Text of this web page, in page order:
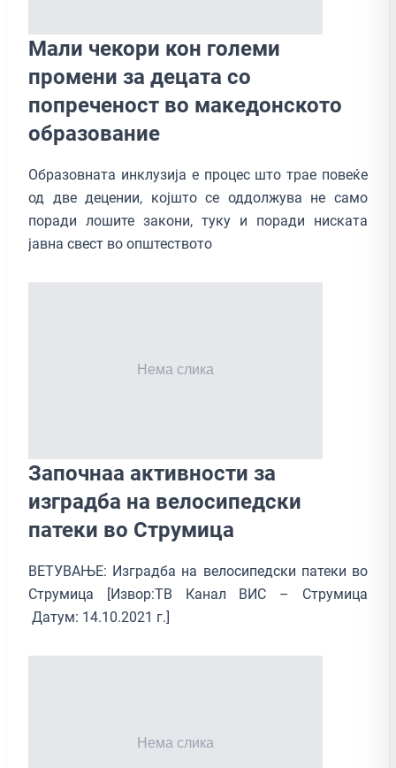
Мали чекори кон големи
промени за децата со
попреченост во македонското
образование
Образовната инклузија е процес што трае повеќе
од две децении, којшто се оддолжува не само
поради лошите закони, туку и поради ниската
јавна свест во општеството
Започнаа активности за
изградба на велосипедски
патеки во Струмица
ВЕТУВАЊЕ: Изградба на велосипедски патеки во
Струмица [Извор:ТВ Канал ВИС – Струмица
Датум: 14.10.2021 г.]